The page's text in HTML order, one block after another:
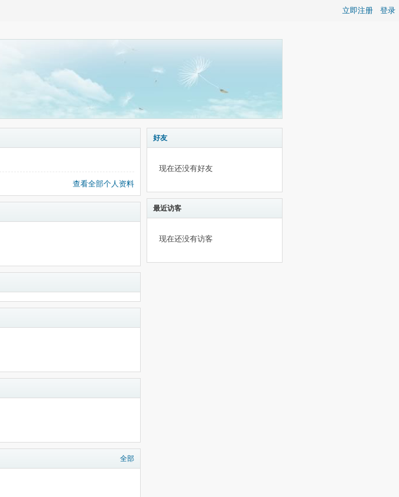
立即注册 登录
查看全部个人资料
全部
好友
现在还没有好友
最近访客
现在还没有访客